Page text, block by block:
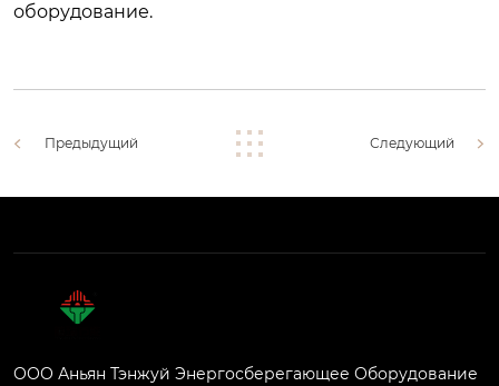
оборудование.
Предыдущий Следующий
ООО Аньян Тэнжуй Энергосберегающее Оборудование